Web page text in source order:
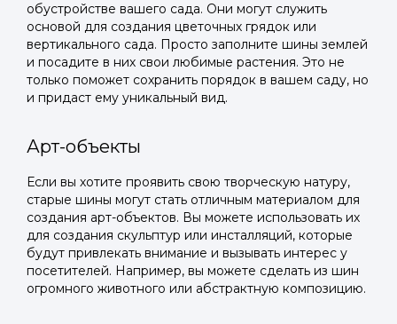
обустройстве вашего сада. Они могут служить
основой для создания цветочных грядок или
вертикального сада. Просто заполните шины землей
и посадите в них свои любимые растения. Это не
только поможет сохранить порядок в вашем саду, но
и придаст ему уникальный вид.
Арт-объекты
Если вы хотите проявить свою творческую натуру,
старые шины могут стать отличным материалом для
создания арт-объектов. Вы можете использовать их
для создания скульптур или инсталляций, которые
будут привлекать внимание и вызывать интерес у
посетителей. Например, вы можете сделать из шин
огромного животного или абстрактную композицию.